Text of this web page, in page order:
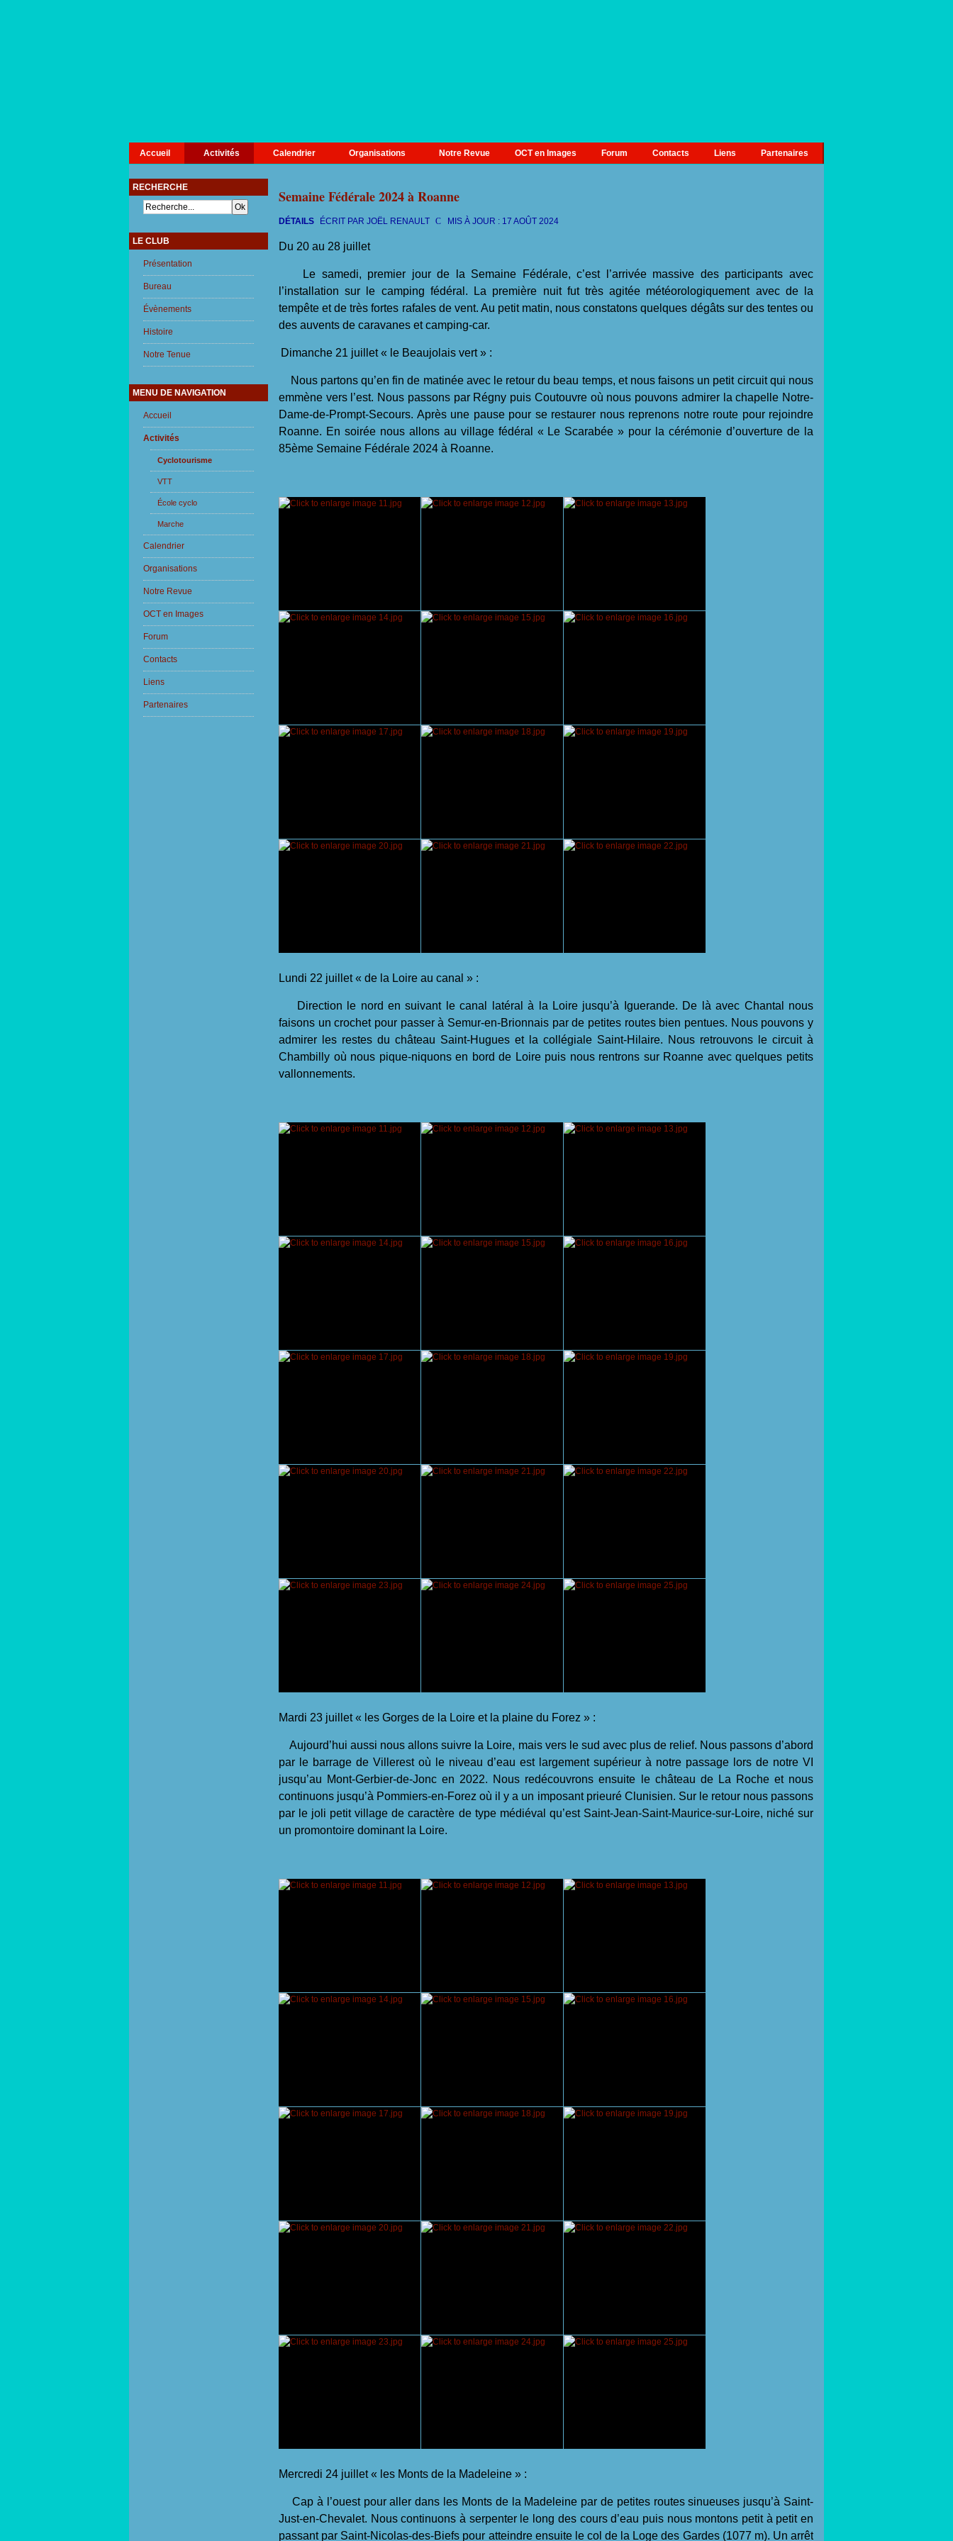
Accueil Activités Calendrier Organisations Notre Revue OCT en Images Forum Contacts Liens Partenaires
Semaine Fédérale 2024 à Roanne
DÉTAILS ÉCRIT PAR JOËL RENAULT MIS À JOUR : 17 AOÛT 2024
Du 20 au 28 juillet
Le samedi, premier jour de la Semaine Fédérale, c’est l’arrivée massive des participants avec
l’installation sur le camping fédéral. La première nuit fut très agitée météorologiquement avec de la
tempête et de très fortes rafales de vent. Au petit matin, nous constatons quelques dégâts sur des tentes ou
des auvents de caravanes et camping-car.
Dimanche 21 juillet « le Beaujolais vert » :
Nous partons qu’en fin de matinée avec le retour du beau temps, et nous faisons un petit circuit qui nous
emmène vers l’est. Nous passons par Régny puis Coutouvre où nous pouvons admirer la chapelle Notre-
Dame-de-Prompt-Secours. Après une pause pour se restaurer nous reprenons notre route pour rejoindre
Roanne. En soirée nous allons au village fédéral « Le Scarabée » pour la cérémonie d’ouverture de la
85ème Semaine Fédérale 2024 à Roanne.
Lundi 22 juillet « de la Loire au canal » :
Direction le nord en suivant le canal latéral à la Loire jusqu’à Iguerande. De là avec Chantal nous
faisons un crochet pour passer à Semur-en-Brionnais par de petites routes bien pentues. Nous pouvons y
admirer les restes du château Saint-Hugues et la collégiale Saint-Hilaire. Nous retrouvons le circuit à
Chambilly où nous pique-niquons en bord de Loire puis nous rentrons sur Roanne avec quelques petits
vallonnements.
Mardi 23 juillet « les Gorges de la Loire et la plaine du Forez » :
Aujourd’hui aussi nous allons suivre la Loire, mais vers le sud avec plus de relief. Nous passons d’abord
par le barrage de Villerest où le niveau d’eau est largement supérieur à notre passage lors de notre VI
jusqu’au Mont-Gerbier-de-Jonc en 2022. Nous redécouvrons ensuite le château de La Roche et nous
continuons jusqu’à Pommiers-en-Forez où il y a un imposant prieuré Clunisien. Sur le retour nous passons
par le joli petit village de caractère de type médiéval qu’est Saint-Jean-Saint-Maurice-sur-Loire, niché sur
un promontoire dominant la Loire.
Mercredi 24 juillet « les Monts de la Madeleine » :
Cap à l’ouest pour aller dans les Monts de la Madeleine par de petites routes sinueuses jusqu’à Saint-
Just-en-Chevalet. Nous continuons à serpenter le long des cours d’eau puis nous montons petit à petit en
passant par Saint-Nicolas-des-Biefs pour atteindre ensuite le col de la Loge des Gardes (1077 m). Un arrêt
RECHERCHE
LE CLUB
Présentation
Bureau
Évènements
Histoire
Notre Tenue
MENU DE NAVIGATION
Accueil
Activités
Cyclotourisme
VTT
École cyclo
Marche
Calendrier
Organisations
Notre Revue
OCT en Images
Forum
Contacts
Liens
Partenaires